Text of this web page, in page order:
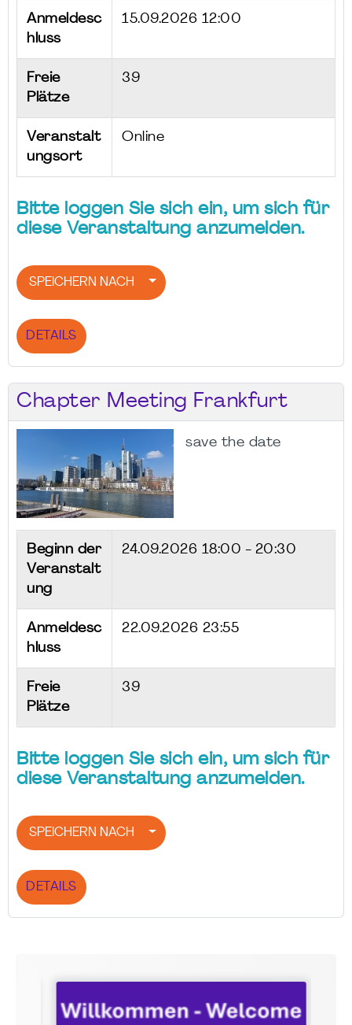
Anmeldesc
hluss
15.09.2026 12:00
Freie
Plätze
39
Veranstalt
ungsort
Online
Bitte loggen Sie sich ein, um sich für
diese Veranstaltung anzumelden.
SPEICHERN NACH
DETAILS
Chapter Meeting Frankfurt
save the date
Beginn der
Veranstalt
ung
24.09.2026 18:00 - 20:30
Anmeldesc
hluss
22.09.2026 23:55
Freie
Plätze
39
Bitte loggen Sie sich ein, um sich für
diese Veranstaltung anzumelden.
SPEICHERN NACH
DETAILS